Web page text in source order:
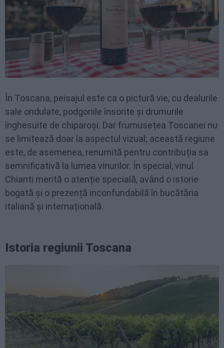
În Toscana, peisajul este ca o pictură vie, cu dealurile
sale ondulate, podgoriile însorite și drumurile
înghesuite de chiparoși. Dar frumusețea Toscanei nu
se limitează doar la aspectul vizual; această regiune
este, de asemenea, renumită pentru contribuția sa
semnificativă la lumea vinurilor. În special, vinul
Chianti merită o atenție specială, având o istorie
bogată și o prezență inconfundabilă în bucătăria
italiană și internațională.
Istoria regiunii Toscana